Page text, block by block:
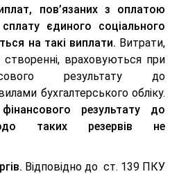
пов’язаних з оплатою
єдиного соціального
на такі виплати. Витрати,
враховуються при
результату до
бухгалтерського обліку.
результату до
таких резервів не
Відповідно до ст. 139 ПКУ